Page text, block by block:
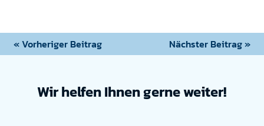
« Vorheriger Beitrag Nächster Beitrag »
Wir helfen Ihnen gerne weiter!